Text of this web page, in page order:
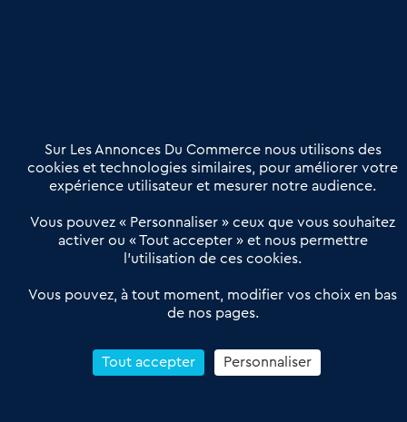
Offres Pro
Actualités
Qui sommes nous ?
Derniers articles
Réseau 3C : un partenaire national dédié aux transactions
Petitscommerces : Un partenariat au service du commerce de
proximité et des territoires
Reprendre un Restaurant Rapide
Sur Les Annonces Du Commerce nous utilisons des
cookies et technologies similaires, pour améliorer votre
expérience utilisateur et mesurer notre audience.
Vous pouvez « Personnaliser » ceux que vous souhaitez
activer ou « Tout accepter » et nous permettre
l’utilisation de ces cookies.
Vous pouvez, à tout moment, modifier vos choix en bas
de nos pages.
Tout accepter Personnaliser